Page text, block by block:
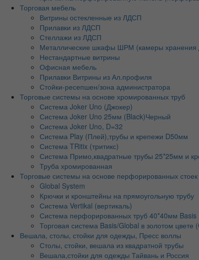
Торговая мебель
Витрины остекленные из ЛДСП
Прилавки из ЛДСП
Стеллажи из ЛДСП
Металлические шкафы ШРМ (камеры хранения
Нестандартные витрины
Офисная мебель
Прилавки Витрины из Ал.профиля
Стойки-ресепшен/зона администратора
Торговые системы на основе хромированных труб
Система Joker Uno (Джокер)
Система Joker Uno 25мм (Black)Черный
Система Joker Uno, D=32
Система Play (Плей),трубы и крепежи D50мм
Система TRitix (тритикс)
Система Примо,квадратные трубы 25*25мм и
Труба хромированная
Торговые системы на основе перфорированных стоек
Global System
Крючки и кронштейны на прямоугольную трубу
Система Vertikal (вертикаль)
Система перфорированных труб 40*40мм Basis
Торговая система Basis/Global в золотом цвете
Вешала, столы, стойки для одежды, Пресс воллы
Столы, стойки, вешала из квадратной трубы
Вешала,стойки для одежды Тайвань и Россия